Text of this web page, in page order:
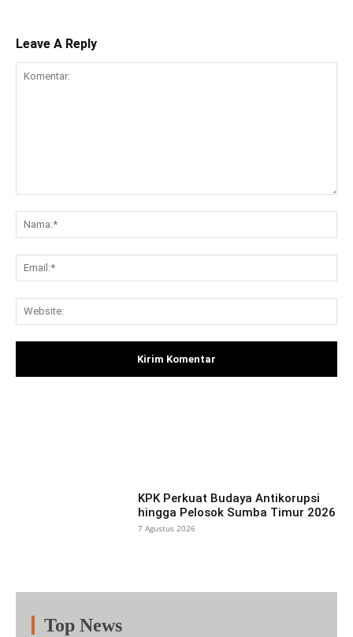
Leave A Reply
KPK Perkuat Budaya Antikorupsi
hingga Pelosok Sumba Timur 2026
7 Agustus 2026
Top News